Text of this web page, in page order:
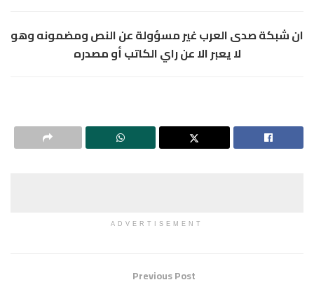
ان شبكة صدى العرب غير مسؤولة عن النص ومضمونه وهو
لا يعبر الا عن راي الكاتب أو مصدره
ADVERTISEMENT
Previous Post